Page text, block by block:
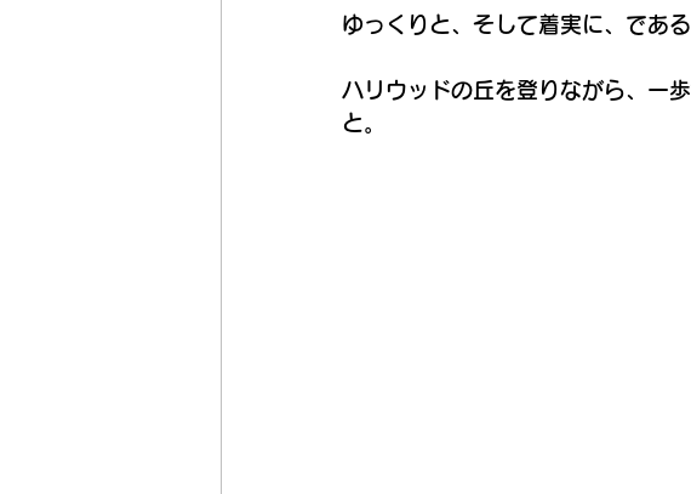
ゆっくりと、そして着実に、である
ハリウッドの丘を登りながら、一
と。
ハリウッド